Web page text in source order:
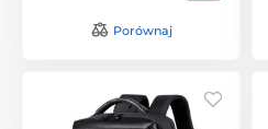
Porównaj